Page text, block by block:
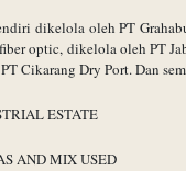
dikelola oleh PT
optic, dikelola oleh PT
Cikarang Dry Port. Dan
ESTATE
AND MIX USED